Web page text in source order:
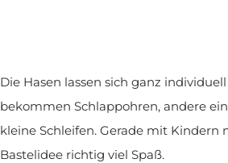
Die Hasen lassen sich ganz
bekommen Schlappohren, andere
kleine Schleifen. Gerade mit Kindern
Bastelidee richtig viel Spaß.